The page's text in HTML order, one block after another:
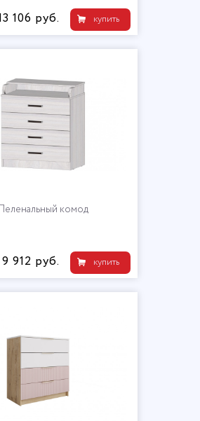
купить
106 руб.
комод
купить
9 912 руб.